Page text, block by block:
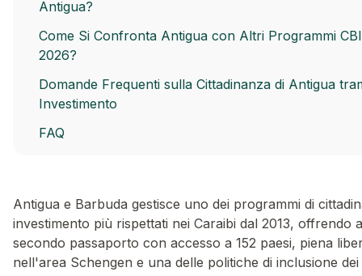
Antigua?
Come Si Confronta Antigua con Altri Programmi
2026?
Domande Frequenti sulla Cittadinanza di Antigua
Investimento
FAQ
Antigua e Barbuda gestisce uno dei programmi di
investimento più rispettati nei Caraibi dal 2013, offrendo
secondo passaporto con accesso a 152 paesi, piena
nell'area Schengen e una delle politiche di inclusione